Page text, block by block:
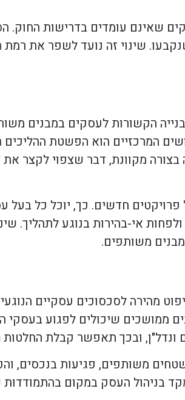
שאינם עומדים בדרישות החוק.
שינוי זה נועד לשפר את רמת
הבנייה הקשורות לעסקים במבנים
המרכזיים הוא הפשטת ההליכים
מקוונת, דבר שצפוי לקצר
חדשים. כך, יוכל כל בעל
אי-בהירות בנוגע לתהליך.
משותפים.
בשנת 2025 הוא הקמת מערכת שיפוט מהירה
ממושכים שיכולים לפגוע
ובכך תאפשר קבלת החלטות
משותפים, פגיעות בנכסים,
בניהול העסק במקום בהתמודדות